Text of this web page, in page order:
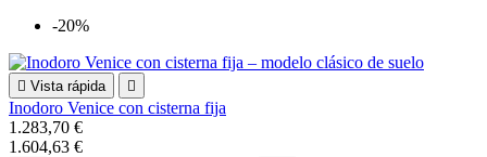
-20%
 Vista rápida 
Inodoro Venice con cisterna fija
1.283,70 €
1.604,63 €